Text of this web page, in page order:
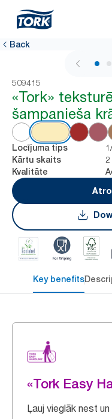
Back
509415
«Tork»
šampanieša
Locījuma tips
Kārtu skaits 2
Kvalitāte
Key benefits
«Tork Easy
Ļauj vieglāk nest